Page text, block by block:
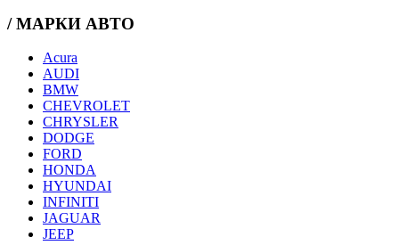
/ МАРКИ АВТО
Acura
AUDI
BMW
CHEVROLET
CHRYSLER
DODGE
FORD
HONDA
HYUNDAI
INFINITI
JAGUAR
JEEP